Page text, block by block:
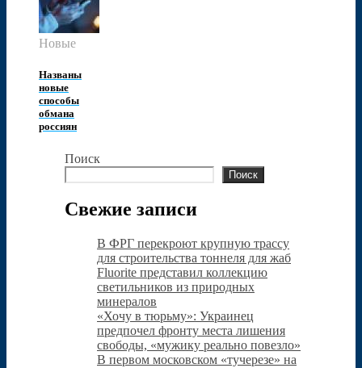
Новые
Названы
новые
способы
обмана
россиян
Поиск
Поиск
Свежие записи
В ФРГ перекроют крупную трассу
для строительства тоннеля для жаб
Fluorite представил коллекцию
светильников из природных
минералов
«Хочу в тюрьму»: Украинец
предпочел фронту места лишения
свободы, «мужику реально повезло»
В первом московском «тучерезе» на